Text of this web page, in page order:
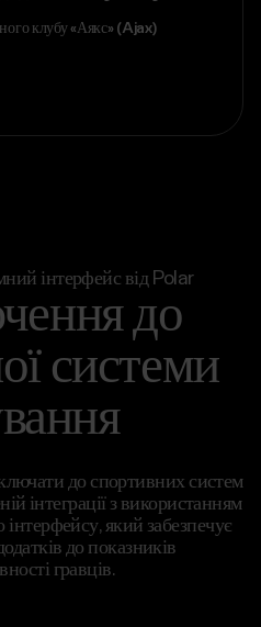
інтерфейс від Polar
до
системи
до спортивних систем
інтеграції з використанням
який забезпечує
до показників
гравців.